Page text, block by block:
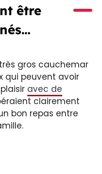
être
gros cauchemar
qui peuvent avoir
avec de
clairement
bon repas entre